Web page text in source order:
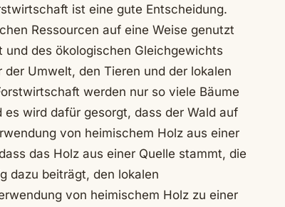
ist eine gute Entscheidung.
Ressourcen auf eine Weise genutzt
des ökologischen Gleichgewichts
Umwelt, den Tieren und der lokalen
werden nur so viele Bäume
wird dafür gesorgt, dass der Wald auf
von heimischem Holz aus einer
das Holz aus einer Quelle stammt, die
dazu beiträgt, den lokalen
von heimischem Holz zu einer